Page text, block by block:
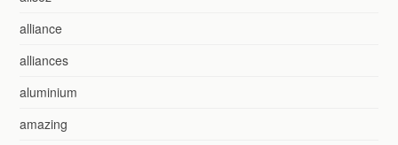
alliance
alliances
aluminium
amazing